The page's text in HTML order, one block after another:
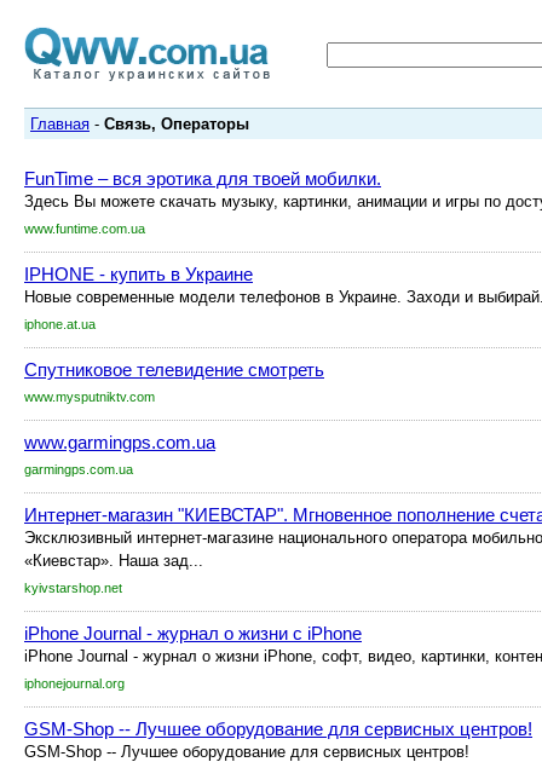
Главная - Связь, Операторы
FunTime – вся эротика для твоей мобилки.
Здесь Вы можете скачать музыку, картинки, анимации и игры по
www.funtime.com.ua
IPHONE - купить в Украине
Новые современные модели телефонов в Украине. Заходи и
iphone.at.ua
Спутниковое телевидение смотреть
www.mysputniktv.com
www.garmingps.com.ua
garmingps.com.ua
Интернет-магазин "КИЕВСТАР". Мгновенное пополнение
Эксклюзивный интернет-магазине национального оператора
«Киевстар». Наша зад...
kyivstarshop.net
iPhone Journal - журнал о жизни с iPhone
iPhone Journal - журнал о жизни iPhone, софт, видео, картинки,
iphonejournal.org
GSM-Shop -- Лучшее оборудование для сервисных центров!
GSM-Shop -- Лучшее оборудование для сервисных центров!